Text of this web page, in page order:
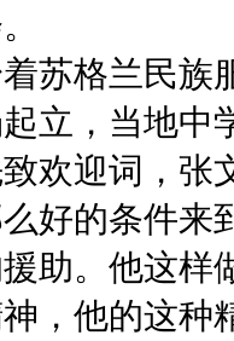
苏格兰民族
立，当地中
欢迎词，张
好的条件来
助。他这
，他的这种